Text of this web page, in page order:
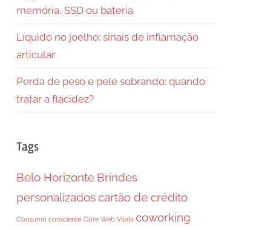
memória, SSD ou bateria
Líquido no joelho: sinais de inflamação
articular
Perda de peso e pele sobrando: quando
tratar a flacidez?
Tags
Belo Horizonte Brindes
personalizadoscartão de crédito
Consumo consciente Core Web Vitals coworking